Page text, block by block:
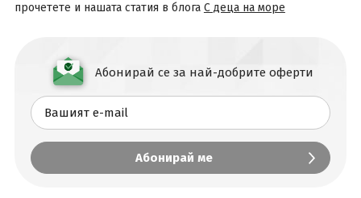
прочетете и нашата статия в блога С деца на море
Абонирай се за най-добрите оферти